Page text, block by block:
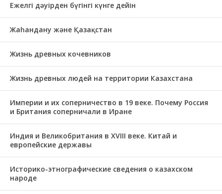
Ежелгі дәуірден бүгінгі күнге дейін
Жаһандану және Қазақстан
Жизнь древных кочевников
Жизнь древных людей на территории Казахстана
Империи и их соперничество в 19 веке. Почему Россия
и Британия соперничали в Иране
Индия и Великобритания в XVIII веке. Китай и
европейские державы
Историко-этнографические сведения о казахском
народе